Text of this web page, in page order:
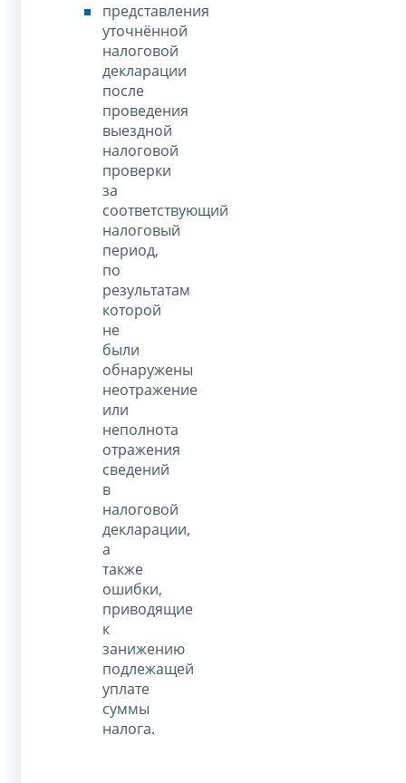
представления
уточнённой
налоговой
декларации
после
проведения
выездной
налоговой
проверки
за
соответствующий
налоговый
период,
по
результатам
которой
не
были
обнаружены
неотражение
или
неполнота
отражения
сведений
в
налоговой
декларации,
а
также
ошибки,
приводящие
к
занижению
подлежащей
уплате
суммы
налога.